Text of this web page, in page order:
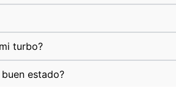
turbo?
estado?